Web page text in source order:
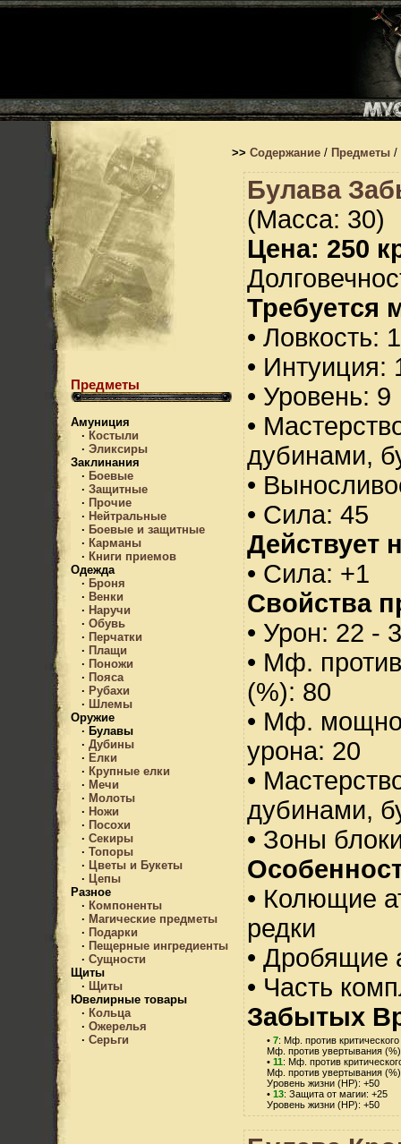
Предметы
Амуниция
· Костыли
· Эликсиры
Заклинания
· Боевые
· Защитные
· Прочие
· Нейтральные
· Боевые и защитные
· Карманы
· Книги приемов
Одежда
· Броня
· Венки
· Наручи
· Обувь
· Перчатки
· Плащи
· Поножи
· Пояса
· Рубахи
· Шлемы
Оружие
· Булавы
· Дубины
· Елки
· Крупные елки
· Мечи
· Молоты
· Ножи
· Посохи
· Секиры
· Топоры
· Цветы и Букеты
· Цепы
Разное
· Компоненты
· Магические предметы
· Подарки
· Пещерные ингредиенты
· Сущности
Щиты
· Щиты
Ювелирные товары
· Кольца
· Ожерелья
· Серьги
>> Содержание / Предметы /
Булава
(Масса: 30)
Цена: 250
Требуется
• Ловкость:
• Интуиция:
• Уровень: 9
•
дубинами,
•
• Сила: 45
Действует
• Сила: +1
Свойства
• Урон: 22 -
• Мф.
(%): 80
• Мф.
урона: 20
•
дубинами,
• Зоны
• Колющие
редки
• Дробящие
• Часть
Забытых
• 7: Мф. против
Мф. против увертывания
• 11: Мф. против
Мф. против увертывания
Уровень жизни (HP): +50
• 13: Защита от магии: +25
Уровень жизни (HP): +50